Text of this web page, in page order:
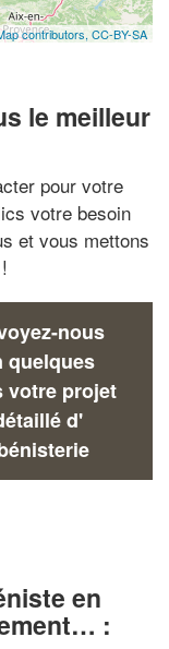
contributors, CC-BY-SA
le meilleur
pour votre
votre besoin
et vous mettons
nous
quelques
votre projet
d'
en
: